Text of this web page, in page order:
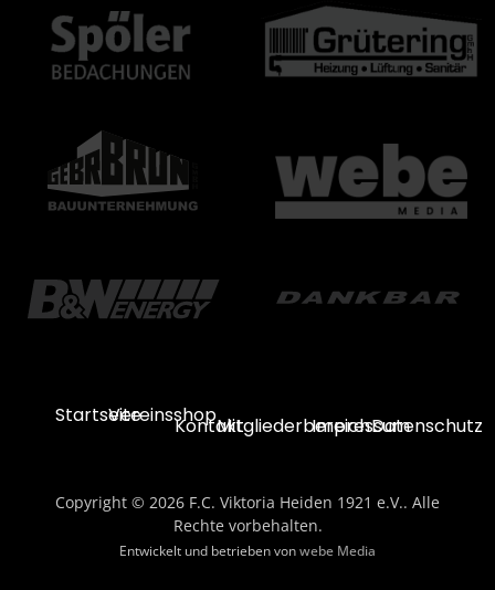
StartseiteVereinsshop
KontaktMitgliederbereich
ImpressumDatenschutz
Copyright © 2026 F.C. Viktoria Heiden 1921 e.V.. Alle
Rechte vorbehalten.
Entwickelt und betrieben vonwebe Media